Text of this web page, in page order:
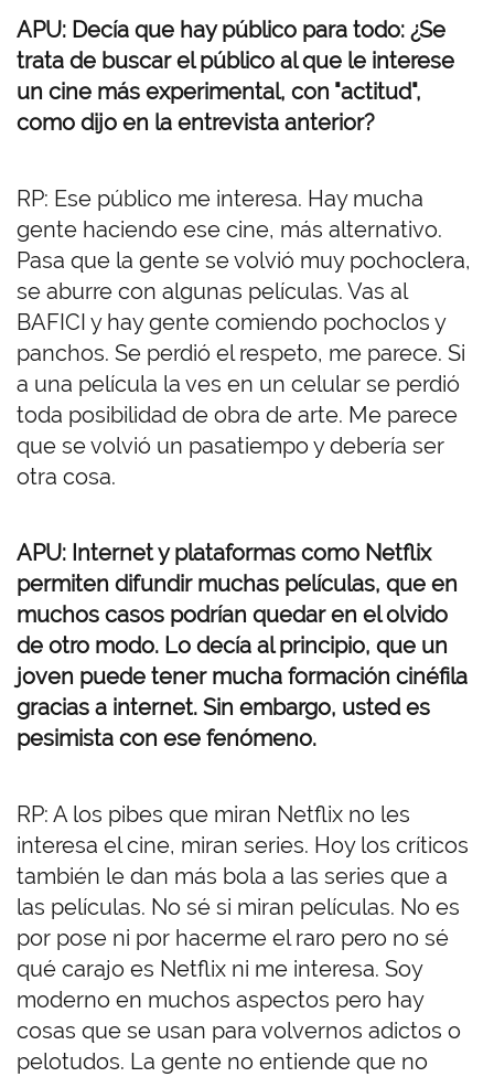
APU: Decía que hay público para todo: ¿Se
trata de buscar el público al que le interese
un cine más experimental, con "actitud",
como dijo en la entrevista anterior?
RP: Ese público me interesa. Hay mucha
gente haciendo ese cine, más alternativo.
Pasa que la gente se volvió muy pochoclera,
se aburre con algunas películas. Vas al
BAFICI y hay gente comiendo pochoclos y
panchos. Se perdió el respeto, me parece. Si
a una película la ves en un celular se perdió
toda posibilidad de obra de arte. Me parece
que se volvió un pasatiempo y debería ser
otra cosa.
APU: Internet y plataformas como Netflix
permiten difundir muchas películas, que en
muchos casos podrían quedar en el olvido
de otro modo. Lo decía al principio, que un
joven puede tener mucha formación cinéfila
gracias a internet. Sin embargo, usted es
pesimista con ese fenómeno.
RP: A los pibes que miran Netflix no les
interesa el cine, miran series. Hoy los críticos
también le dan más bola a las series que a
las películas. No sé si miran películas. No es
por pose ni por hacerme el raro pero no sé
qué carajo es Netflix ni me interesa. Soy
moderno en muchos aspectos pero hay
cosas que se usan para volvernos adictos o
pelotudos. La gente no entiende que no